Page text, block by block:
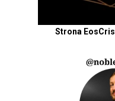
Strona EosCris